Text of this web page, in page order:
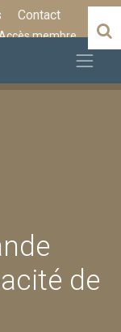
Contact
membre
de